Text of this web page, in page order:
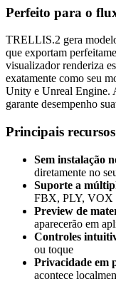
Perfeito para o
TRELLIS.2 gera
que exportam
visualizador renderiza
exatamente como seu
Unity e Unreal Engine.
garante desempenho
Principais recursos
Sem instalação
diretamente no
Suporte a
FBX, PLY, VOX
Preview de
aparecerão em
Controles
ou toque
Privacidade em
acontece